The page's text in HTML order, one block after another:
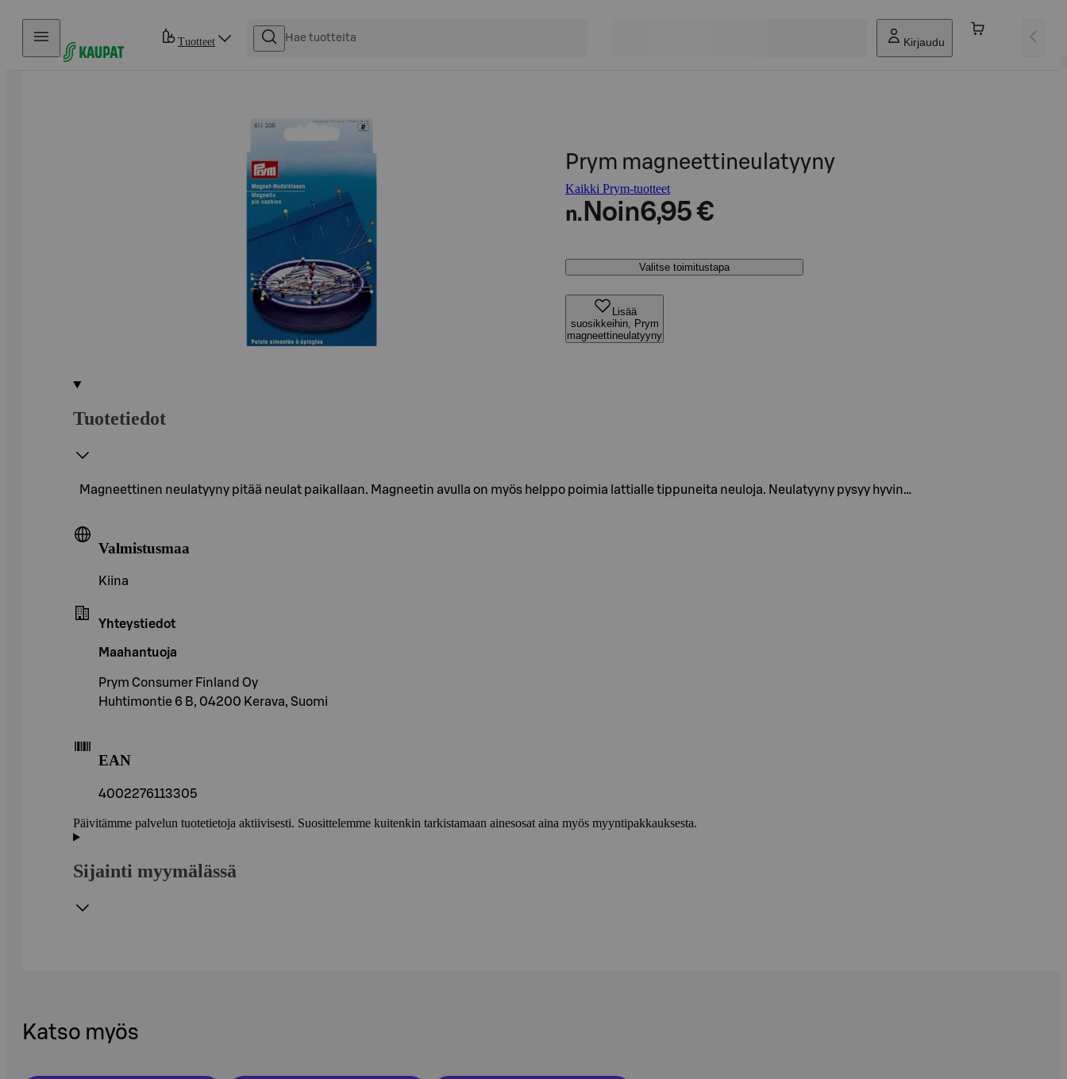
Hyppää sisältöön
Tuotteet Kirjaudu
Prym magneettineulatyyny
Kaikki Prym-tuotteet
n. Noin6,95 €
Valitse toimitustapa
Lisää
suosikkeihin, Prym
magneettineulatyyny
Tuotetiedot
Magneettinen neulatyyny pitää neulat paikallaan. Magneetin avulla on myös helppo poimia lattialle tippuneita neuloja. Neulatyyny pysyy hyvin…
Valmistusmaa
Kiina
Yhteystiedot
Maahantuoja
Prym Consumer Finland Oy
Huhtimontie 6 B, 04200 Kerava, Suomi
EAN
4002276113305
Päivitämme palvelun tuotetietoja aktiivisesti. Suosittelemme kuitenkin tarkistamaan ainesosat aina myös myyntipakkauksesta.
Sijainti myymälässä
Katso myös